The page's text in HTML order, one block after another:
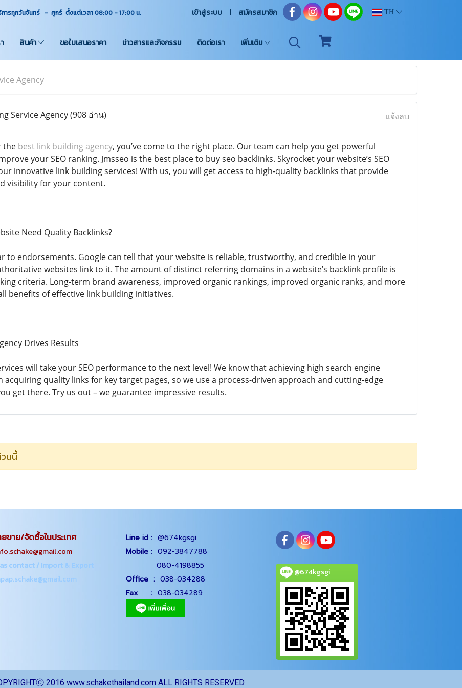
ารทุกวันจันทร์ - ศุกร์ ตั้งแต่เวลา 08:00 - 17:00น. เข้าสู่ระบบ สมัครสมาชิก TH
สินค้า ขอใบเสนอราคา ข่าวสารและกิจกรรม ติดต่อเรา เพิ่มเติม
Agency
Service Agency(908 อ่าน) แจ้งลบ
the best link building agency, you’ve come to the right place. Our team can help you get powerful
your SEO ranking. Jmsseo is the best place to buy seo backlinks. Skyrocket your website’s SEO
innovative link building services! With us, you will get access to high-quality backlinks that provide
visibility for your content.
Need Quality Backlinks?
to endorsements. Google can tell that your website is reliable, trustworthy, and credible in your
websites link to it. The amount of distinct referring domains in a website’s backlink profile is
criteria. Long-term brand awareness, improved organic rankings, improved organic ranks, and more
benefits of effective link building initiatives.
Drives Results
will take your SEO performance to the next level! We know that achieving high search engine
acquiring quality links for key target pages, so we use a process-driven approach and cutting-edge
get there. Try us out – we guarantee impressive results.
นนี้
ยขาย/จัดซื้อในประเทศ
contact / Import & Export
Line id : @674kgsgi
Mobile : 092-3847788
080-4198855
Office : 038-034288
Fax : 038-034289
@674kgsgi
PYRIGHTⓒ 2016 www.schakethailand.com ALL RIGHTS RESERVED